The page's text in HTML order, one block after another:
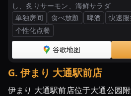
し、炙りサーモン、海鲜サラダ
单独房间
食べ放題 啤酒 快速服
个性化点餐
谷歌地图
G. 伊まり 大通駅前店
伊まり 大通駅前店位于大通公园